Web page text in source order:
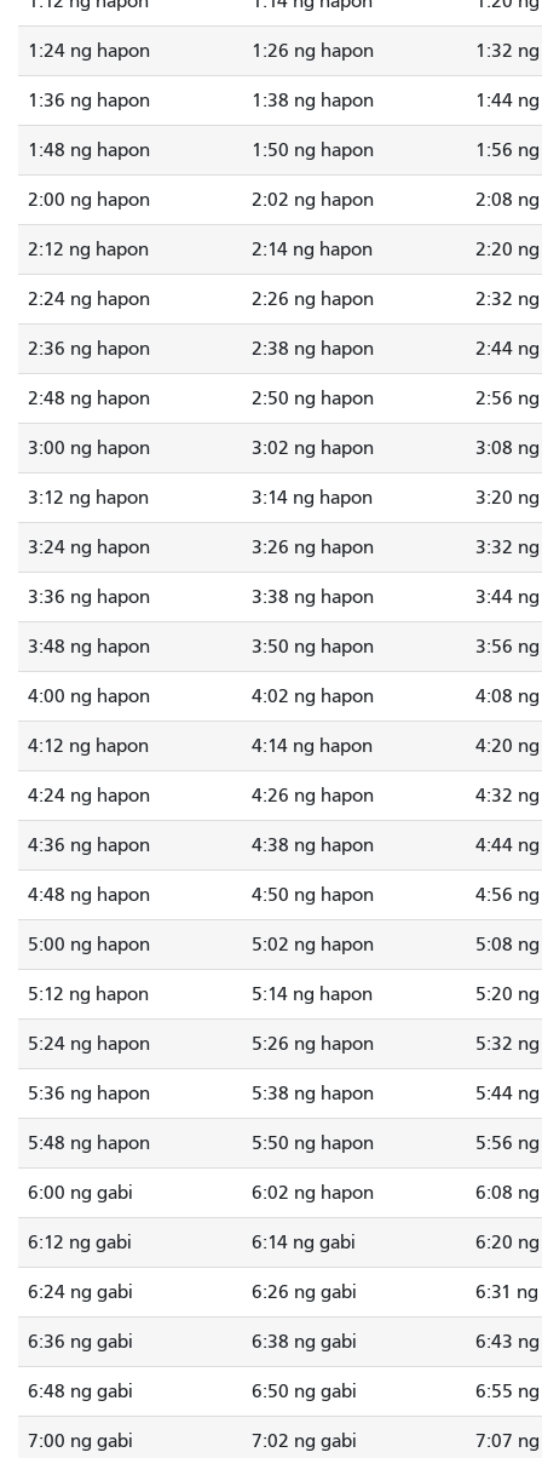
1:24 ng hapon 1:26 ng hapon 1:32
1:36 ng hapon 1:38 ng hapon 1:44
1:48 ng hapon 1:50 ng hapon 1:56
2:00 ng hapon 2:02 ng hapon 2:08
2:12 ng hapon 2:14 ng hapon 2:20
2:24 ng hapon 2:26 ng hapon 2:32
2:36 ng hapon 2:38 ng hapon 2:44
2:48 ng hapon 2:50 ng hapon 2:56
3:00 ng hapon 3:02 ng hapon 3:08
3:12 ng hapon 3:14 ng hapon 3:20
3:24 ng hapon 3:26 ng hapon 3:32
3:36 ng hapon 3:38 ng hapon 3:44
3:48 ng hapon 3:50 ng hapon 3:56
4:00 ng hapon 4:02 ng hapon 4:08
4:12 ng hapon 4:14 ng hapon 4:20
4:24 ng hapon 4:26 ng hapon 4:32
4:36 ng hapon 4:38 ng hapon 4:44
4:48 ng hapon 4:50 ng hapon 4:56
5:00 ng hapon 5:02 ng hapon 5:08
5:12 ng hapon 5:14 ng hapon 5:20
5:24 ng hapon 5:26 ng hapon 5:32
5:36 ng hapon 5:38 ng hapon 5:44
5:48 ng hapon 5:50 ng hapon 5:56
6:00 ng gabi 6:02 ng hapon 6:08
6:12 ng gabi 6:14 ng gabi 6:20
6:24 ng gabi 6:26 ng gabi 6:31
6:36 ng gabi 6:38 ng gabi 6:43
6:48 ng gabi 6:50 ng gabi 6:55
7:00 ng gabi 7:02 ng gabi 7:07